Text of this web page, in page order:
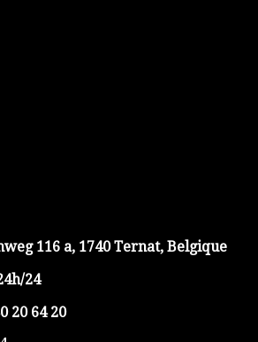
116 a, 1740 Ternat, Belgique
24
20 64 20